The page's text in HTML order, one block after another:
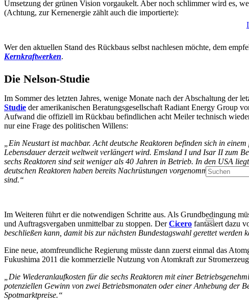
Umsetzung der grünen Vision vorgaukelt. Aber noch schlimmer wird es,
(Achtung, zur Kernenergie zählt auch die importierte):
Wer den aktuellen Stand des Rückbaus selbst nachlesen möchte, dem
Kernkraftwerken.
Die Nelson-Studie
Im Sommer des letzten Jahres, wenige Monate nach der Abschaltung der
Studie der amerikanischen Beratungsgesellschaft Radiant Energy Group
Aufwand die offiziell im Rückbau befindlichen acht Meiler technisch
nur eine Frage des politischen Willens:
„Ein Neustart ist machbar. Acht deutsche Reaktoren befinden sich in
Lebensdauer derzeit weltweit verlängert wird. Emsland I und Isar II zum
sechs Reaktoren sind seit weniger als 40 Jahren in Betrieb. In den USA
deutschen Reaktoren haben bereits Nachrüstungen vorgenommen und
sind.“
Im Weiteren führt er die notwendigen Schritte aus. Als Grundbedingung
und Auftragsvergaben unmittelbar zu stoppen. DerCicero fantasiert dazu
beschließen kann, damit bis zur nächsten Bundestagswahl gerettet werden
Eine neue, atomfreundliche Regierung müsste dann zuerst einmal das
Fukushima 2011 die kommerzielle Nutzung von Atomkraft zur
„Die Wiederanlaufkosten für die sechs Reaktoren mit einer
potenziellen Gewinn von zwei Betriebsmonaten oder einer Anhebung der
Spotmarktpreise.“